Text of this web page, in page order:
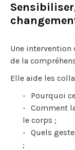
Une
de la
Elle aide les
Pourquoi
Comment
le corps ;
Quels
;